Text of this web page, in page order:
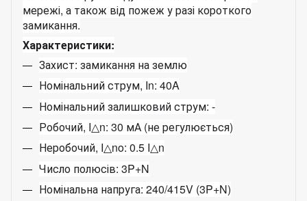
мережі, а також від пожеж у разі короткого
замикання.
Характеристики:
Захист: замикання на землю
Номінальний струм, In: 40A
Номінальний залишковий струм: -
Робочий, I△n: 30 мА (не регулюється)
Неробочий, I△no: 0.5 I△n
Число полюсів: 3P+N
Номінальна напруга: 240/415V (3P+N)